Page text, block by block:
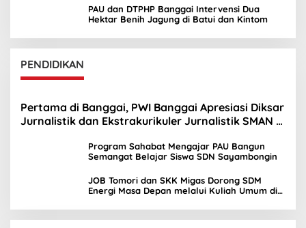
PAU dan DTPHP Banggai Intervensi Dua
Hektar Benih Jagung di Batui dan Kintom
PENDIDIKAN
Pertama di Banggai, PWI Banggai Apresiasi Diksar
Jurnalistik dan Ekstrakurikuler Jurnalistik SMAN 1
Program Sahabat Mengajar PAU Bangun
Semangat Belajar Siswa SDN Sayambongin
JOB Tomori dan SKK Migas Dorong SDM
Energi Masa Depan melalui Kuliah Umum di